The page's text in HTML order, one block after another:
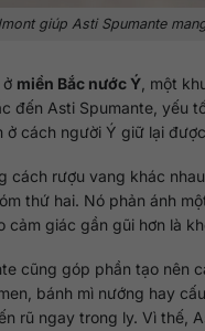
giúp Asti Spumante
ở miền Bắc nước Ý , một
đến Asti Spumante,
ở cách người Ý giữ lại
cách rượu vang khác
thứ hai. Nó phản ánh
giác gần gũi hơn là
cũng góp phần tạo nên
bánh mì nướng hay
rũ ngay trong ly. Vì thế,